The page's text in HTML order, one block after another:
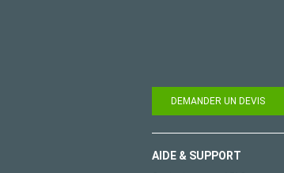
DEMANDER UN DEVIS
AIDE & SUPPORT